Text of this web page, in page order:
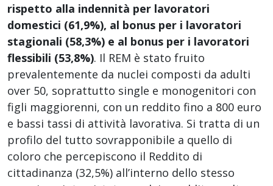
rispetto alla indennità per lavoratori
domestici (61,9%), al bonus per i lavoratori
stagionali (58,3%) e al bonus per i lavoratori
flessibili (53,8%). Il REM è stato fruito
prevalentemente da nuclei composti da adulti
over 50, soprattutto single e monogenitori con
figli maggiorenni, con un reddito fino a 800 euro
e bassi tassi di attività lavorativa. Si tratta di un
profilo del tutto sovrapponibile a quello di
coloro che percepiscono il Reddito di
cittadinanza (32,5%) all’interno dello stesso